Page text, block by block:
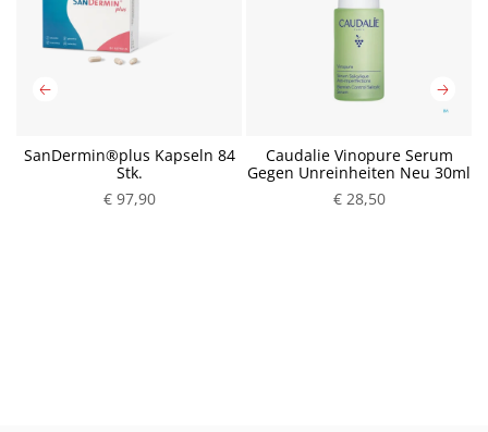
SanDermin®plus Kapseln 84
Stk.
€ 97,90
Caudalie Vinopure Serum
Gegen Unreinheiten Neu 30ml
€ 28,50